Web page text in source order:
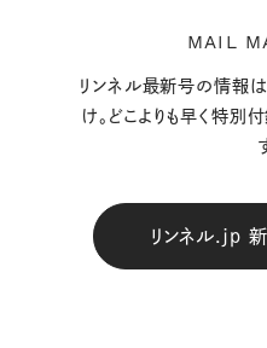
MAIL
リンネル最新号の情報
け。どこよりも早く特別
リンネル.jp